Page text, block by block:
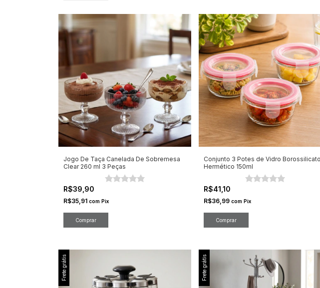
Jogo De Taça Canelada De Sobremesa
Clear 260 ml 3 Peças
R$39,90
R$35,91 com Pix
Conjunto 3 Potes de Vidro Borossilicato
Hermético 150ml
R$41,10
R$36,99com Pix
Frete grátis Frete grátis